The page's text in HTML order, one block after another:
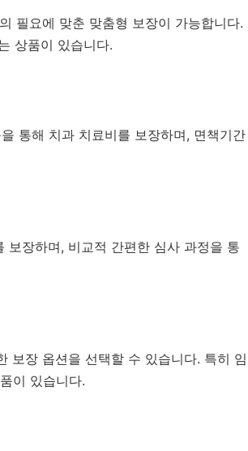
필요에 맞춘 맞춤형 보장이 가능합니다.
상품이 있습니다.
통해 치과 치료비를 보장하며, 면책기간
보장하며, 비교적 간편한 심사 과정을 통
보장 옵션을 선택할 수 있습니다. 특히 임
이 있습니다.